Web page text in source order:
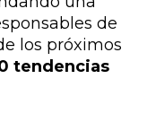
de
los próximos
tendencias